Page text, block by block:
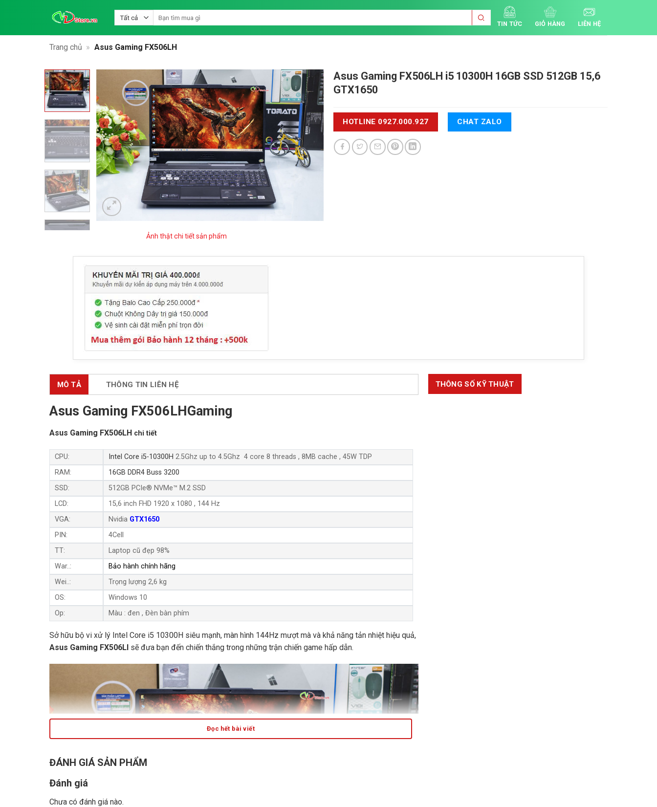
kiếm:
TIN TỨC GIỎ HÀNG LIÊN HỆ
Trang chủ » Asus Gaming FX506LH
Ảnh thật chi tiết sản phẩm
Asus Gaming FX506LH i5 10300H 16GB SSD 512GB 15,6
GTX1650
HOTLINE 0927.000.927 CHAT ZALO
MÔ TẢ THÔNG TIN LIÊN HỆ
Asus Gaming FX506LHGaming
Asus Gaming FX506LH chi tiết
CPU: ntel Core i5-10300H 2.5Ghz up to 4.5Ghz 4 core 8 threads , 8MB cache , 45W TDP
RAM:
16GB DDR4 Buss 3200
SSD:
512GB PCIe® NVMe™ M.2 SSD
LCD:
15,6 inch FHD 1920 x 1080 , 144 Hz
VGA:
Nvidia GTX1650
PIN:
4Cell
TT:
Laptop cũ đẹp 98%
War..:
Bảo hành chính hãng
Wei..:
Trọng lượng 2,6 kg
OS:
Windows 10
Op:
Màu : đen , Đèn bàn phím
Sở hữu bộ vi xử lý Intel Core i5 10300H siêu mạnh, màn hình 144Hz mượt mà và khả năng tản nhiệt hiệu quả,
Asus Gaming FX506LIsẽ đưa bạn đến chiến thắng trong những trận chiến game hấp dẫn.
Đọc hết bài viết
THÔNG SỐ KỸ THUẬT
ĐÁNH GIÁ SẢN PHẨM
Đánh giá
Chưa có đánh giá nào.